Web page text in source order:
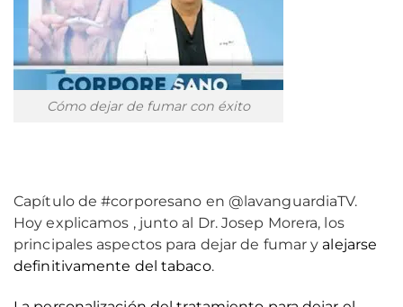
Cómo dejar de fumar con éxito
Capítulo de #corporesano en @lavanguardiaTV.
Hoy explicamos , junto al Dr. Josep Morera, los
principales aspectos para dejar de fumar y alejarse
definitivamente del tabaco.